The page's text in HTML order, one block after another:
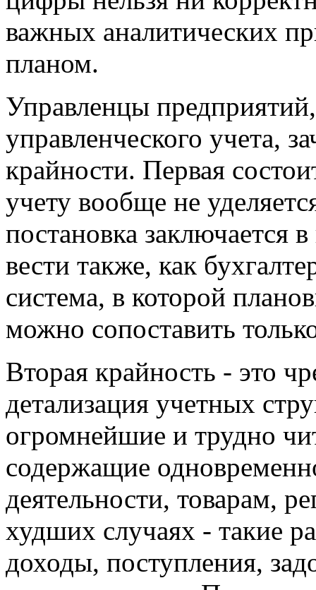
важных аналитических
планом.
Управленцы
управленческого учета,
крайности. Первая
учету вообще не
постановка заключается
вести также, как
система, в которой
можно сопоставить
Вторая крайность - это
детализация учетных
огромнейшие и трудно
содержащие
деятельности, товарам,
худших случаях - такие
доходы, поступления,